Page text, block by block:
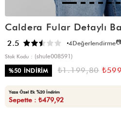
Caldera Fular Detaylı
2.5 4Değerlendirme
Stok Kodu
(shule008591)
%50 İNDIRIM ₺1.199,80
Yaza Özel Ek %20 İndirim
Sepette : ₺479,92